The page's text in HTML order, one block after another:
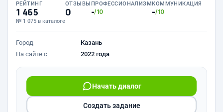
РЕЙТИНГ
1 465
№ 1 075 в каталоге
ОТЗЫВЫ
0
ПРОФЕССИОНАЛИЗМ
-/10
КОММУНИКАЦИЯ
-/10
Город
Казань
На сайте с
2022 года
Начать диалог
Создать задание